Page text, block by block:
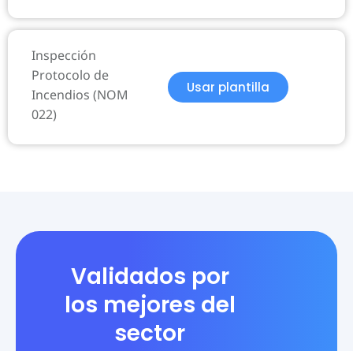
Inspección
Protocolo de
Incendios (NOM
022)
Usar plantilla
Validados por
los mejores del
sector